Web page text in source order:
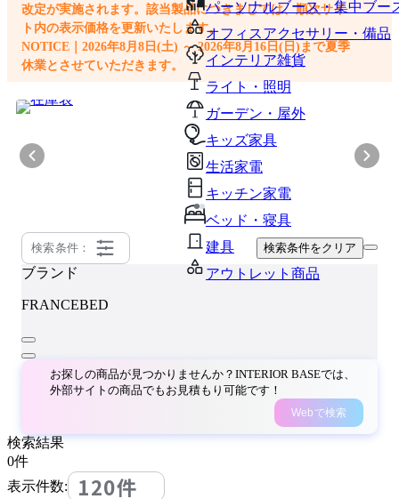
パーソナルブース・集中ブー
オフィスアクセサリー・備品
インテリア雑貨
ライト・照明
ガーデン・屋外
キッズ家具
生活家電
キッチン家電
ベッド・寝具
建具
アウトレット商品
改定が実施されます。該当製品につきましては、順次サイ
ト内の表示価格を更新いたします。
NOTICE｜2026年8月8日(土) ～ 2026年8月16日(日)まで夏季
休業とさせていただきます。
検索条件： 検索条件をクリア
ブランド
FRANCEBED
お探しの商品が見つかりませんか？INTERIOR BASEでは、
外部サイトの商品でもお見積もり可能です！
Webで検索
検索結果
0件
表示件数:
120件